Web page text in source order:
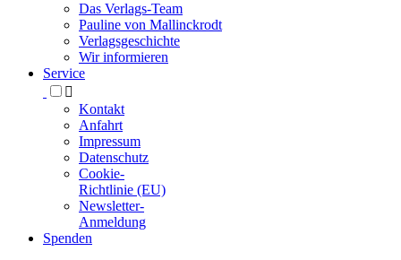
Das Verlags-Team
Pauline von Mallinckrodt
Verlagsgeschichte
Wir informieren
Service

Kontakt
Anfahrt
Impressum
Datenschutz
Cookie-
Richtlinie (EU)
Newsletter-
Anmeldung
Spenden